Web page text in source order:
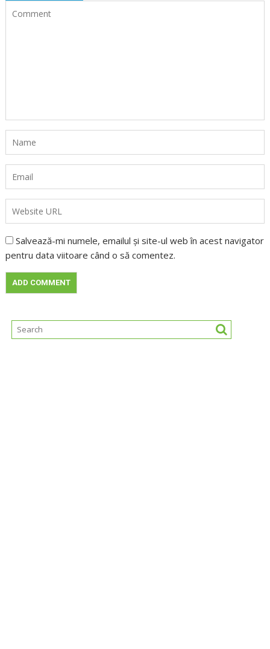
Salvează-mi numele, emailul și site-ul web în acest navigator
pentru data viitoare când o să comentez.